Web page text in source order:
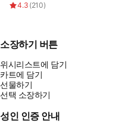
4.3 (210)
소장하기 버튼
위시리스트에 담기
카트에 담기
선물하기
선택 소장하기
성인 인증 안내